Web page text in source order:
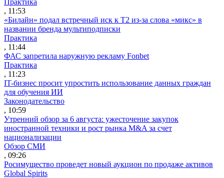
, 11:53
«Билайн» подал встречный иск к Т2 из-за слова «микс» в
названии бренда мультиподписки
Практика
, 11:44
ФАС запретила наружную рекламу Fonbet
Практика
, 11:23
IT-бизнес просит упростить использование данных граждан
для обучения ИИ
Законодательство
, 10:59
Утренний обзор за 6 августа: ужесточение закупок
иностранной техники и рост рынка M&A за счет
национализации
Обзор СМИ
, 09:26
Росимущество проведет новый аукцион по продаже активов
Global Spirits